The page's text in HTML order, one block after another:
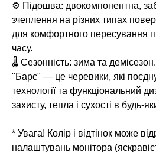
⚙️ Підошва: двокомпонентна,
зчеплення на різних типах
для комфортного пересування
часу.
🌡️ Сезонність: зима та демісезон.
"Барс" — це черевики, які
технології та функціональний
захисту, тепла і сухості в будь-
* Увага! Колір і відтінок може
налаштувань монітора